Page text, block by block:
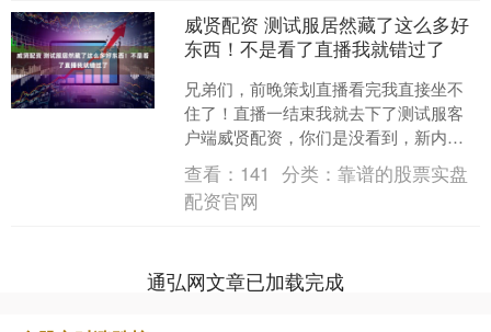
威贤配资 测试服居然藏了这么多好
东西！不是看了直播我就错过了
兄弟们，前晚策划直播看完我直接坐不
住了！直播一结束我就去下了测试服客
户端威贤配资，你们是没看到，新内容
比直播里说的还要丰富！ 光是武境系统
就能研究半天，更别说还....
查看： 141 分类：靠谱的股票实盘
配资官网
通弘网文章已加载完成